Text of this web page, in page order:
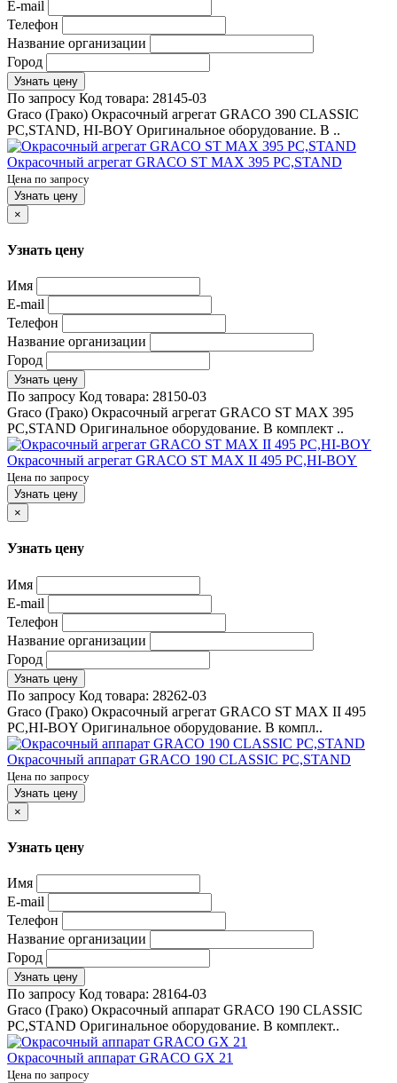
E-mail
Телефон
Название организации
Город
Узнать цену
По запросу Код товара: 28145-03
Graco (Грако) Окрасочный агрегат GRACO 390 CLASSIC
PC,STAND, HI-BOY Оригинальное оборудование. В ..
Окрасочный агрегат GRACO ST MAX 395 PC,STAND
Цена по запросу
Узнать цену
×
Узнать цену
Имя
E-mail
Телефон
Название организации
Город
Узнать цену
По запросу Код товара: 28150-03
Graco (Грако) Окрасочный агрегат GRACO ST MAX 395
PC,STAND Оригинальное оборудование. В комплект ..
Окрасочный агрегат GRACO ST MAX II 495 PC,HI-BOY
Цена по запросу
Узнать цену
×
Узнать цену
Имя
E-mail
Телефон
Название организации
Город
Узнать цену
По запросу Код товара: 28262-03
Graco (Грако) Окрасочный агрегат GRACO ST MAX II 495
PC,HI-BOY Оригинальное оборудование. В компл..
Окрасочный аппарат GRACO 190 CLASSIC PC,STAND
Цена по запросу
Узнать цену
×
Узнать цену
Имя
E-mail
Телефон
Название организации
Город
Узнать цену
По запросу Код товара: 28164-03
Graco (Грако) Окрасочный аппарат GRACO 190 CLASSIC
PC,STAND Оригинальное оборудование. В комплект..
Окрасочный аппарат GRACO GX 21
Цена по запросу